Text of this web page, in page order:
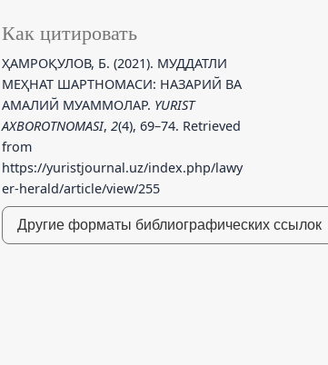
Как цитировать
ҲАМРОҚУЛОВ, Б. (2021). МУДДАТЛИ
МЕҲНАТ ШАРТНОМАСИ: НАЗАРИЙ ВА
АМАЛИЙ МУАММОЛАР. YURIST
AXBOROTNOMASI, 2(4), 69–74. Retrieved
from
https://yuristjournal.uz/index.php/lawy
er-herald/article/view/255
Другие форматы библиографических ссылок